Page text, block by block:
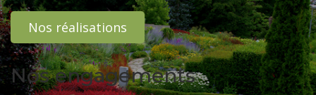
Nos réalisations
Nos engagements